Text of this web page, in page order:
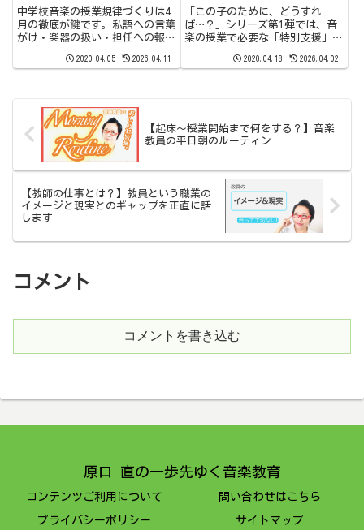
中学校音楽の授業規律づくりは4
月の徹底が鍵です。私語への言葉
がけ・楽器の扱い・担任への報告
体験をもとに解説します。
2020.04.05 2026.04.11
「この子のために、どうすれ
ば…？」シリーズ第1弾では、音
楽の授業で必要な「特別支援」の
を解説。生徒一人ひとりに寄り添
2020.04.18 2026.04.02
【起床〜授業開始まで何をする？】音楽
教員の平日朝のルーティン
【教師の仕事とは？】教員という職業の
イメージと現実とのギャップを正直に話
します
コメント
コメントを書き込む
原口 直の一歩先ゆく音楽教育
コンテンツご利用について 問い合わせはこちら
プライバシーポリシー サイトマップ